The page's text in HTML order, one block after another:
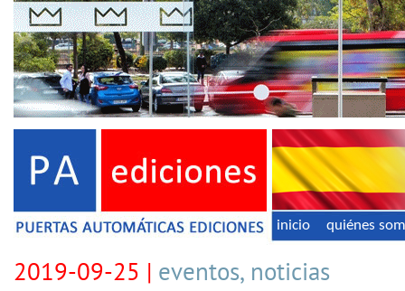
inicio quiénes
2019-09-25 | eventos, noticias